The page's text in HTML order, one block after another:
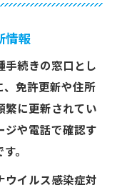
情報
手続きの窓口とし
、免許更新や住所
繁に更新されてい
ジや電話で確認す
。
ウイルス感染症対